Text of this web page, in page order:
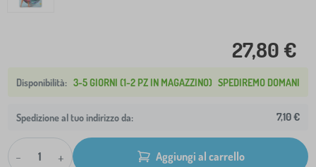
27,80 €
3-5 GIORNI (1-2 PZ IN MAGAZZINO) SPEDIREMO DOMANI
Spedizione al tuo indirizzo da: 7,10 €
- + Aggiungi al carrello